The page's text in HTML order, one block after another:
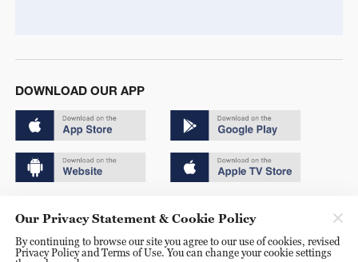
DOWNLOAD OUR APP
京ICP备20000184号
Our Privacy Statement & Cookie Policy
By continuing to browse our site you agree to our use of cookies, revised
Privacy Policy and Terms of Use. You can change your cookie settings